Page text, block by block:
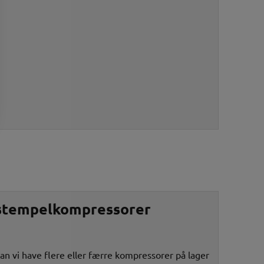
vi have flere eller færre kompressorer på lager